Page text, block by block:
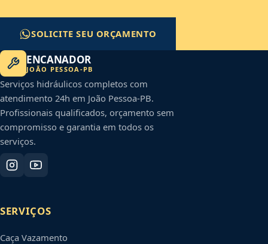
SOLICITE SEU ORÇAMENTO
ENCANADOR
JOÃO PESSOA-PB
Serviços hidráulicos completos com
atendimento 24h em João Pessoa-PB.
Profissionais qualificados, orçamento sem
compromisso e garantia em todos os
serviços.
SERVIÇOS
Caça Vazamento